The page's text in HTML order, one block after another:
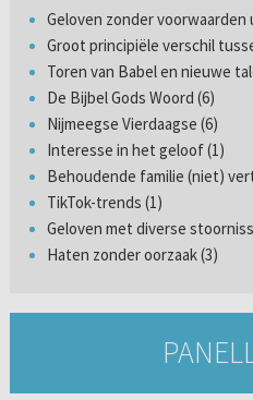
Geloven zonder voorwaarden
Groot principiële verschil
Toren van Babel en nieuwe
De Bijbel Gods Woord (6)
Nijmeegse Vierdaagse (6)
Interesse in het geloof (1)
Behoudende familie (niet)
TikTok-trends (1)
Geloven met diverse
Haten zonder oorzaak (3)